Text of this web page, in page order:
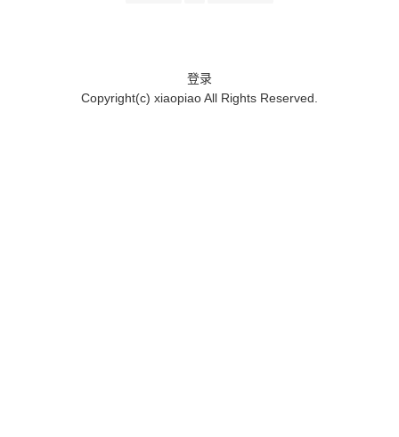
登录
Copyright(c) xiaopiaoAll Rights Reserved.